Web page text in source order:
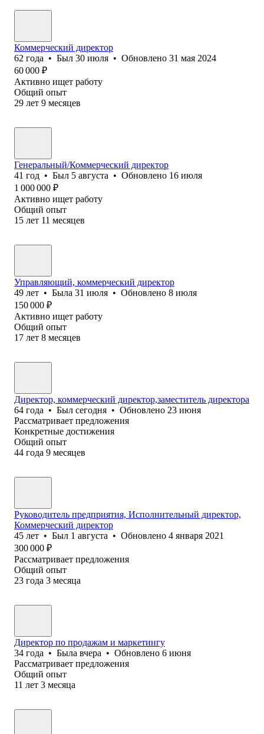
Коммерческий директор
62 года • Был 30 июля • Обновлено 31 мая 2024
60 000 ₽
Активно ищет работу
Общий опыт
29 лет 9 месяцев
Генеральный/Коммерческий директор
41 год • Был 5 августа • Обновлено 16 июля
1 000 000 ₽
Активно ищет работу
Общий опыт
15 лет 11 месяцев
Управляющий, коммерческий директор
49 лет • Была 31 июля • Обновлено 8 июля
150 000 ₽
Активно ищет работу
Общий опыт
17 лет 8 месяцев
Директор, коммерческий директор,заместитель директора
64 года • Был сегодня • Обновлено 23 июня
Рассматривает предложения
Конкретные достижения
Общий опыт
44 года 9 месяцев
Руководитель предприятия, Исполнительный директор,
Коммерческий директор
45 лет • Был 1 августа • Обновлено 4 января 2021
300 000 ₽
Рассматривает предложения
Общий опыт
23 года 3 месяца
Директор по продажам и маркетингу
34 года • Была вчера • Обновлено 6 июня
Рассматривает предложения
Общий опыт
11 лет 3 месяца